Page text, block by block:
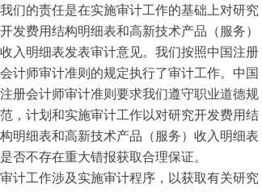
我们的责任是在实施审计工作的基础上对研究
开发费用结构明细表和高新技术产品（服务）
收入明细表发表审计意见。我们按照中国注册
会计师审计准则的规定执行了审计工作。中国
注册会计师审计准则要求我们遵守职业道德规
范，计划和实施审计工作以对研究开发费用结
构明细表和高新技术产品（服务）收入明细表
是否不存在重大错报获取合理保证。
审计工作涉及实施审计程序，以获取有关研究